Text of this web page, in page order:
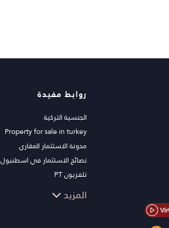
روابط مفيدة
الجنسية التركية
Property for sale in turkey
مدونة الاستثمار العقاري
نصائح الاستثمار في اسطنبول
تلفزيون PT
عقارات اسطنبول للاستثمار
اعرض عقارك للبيع
المزيد